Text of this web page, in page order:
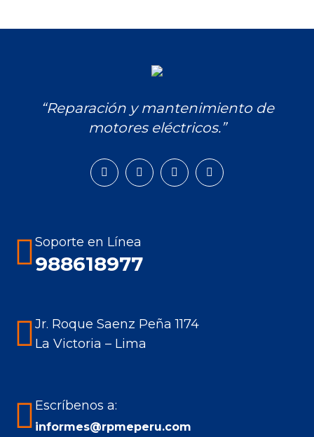
“Reparación y mantenimiento de
motores eléctricos.”
Encuéntranos en:
Facebook
in
window
Instagram
window
Mail
Whatsapp
Soporte en Línea
988618977
Jr. Roque Saenz Peña 1174
La Victoria – Lima
Escríbenos a:
informes@rpmeperu.com